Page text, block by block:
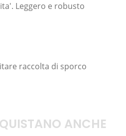
Leggero e robusto
raccolta di sporco
ANCHE